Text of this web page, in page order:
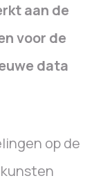
aan de
voor de
data
op de